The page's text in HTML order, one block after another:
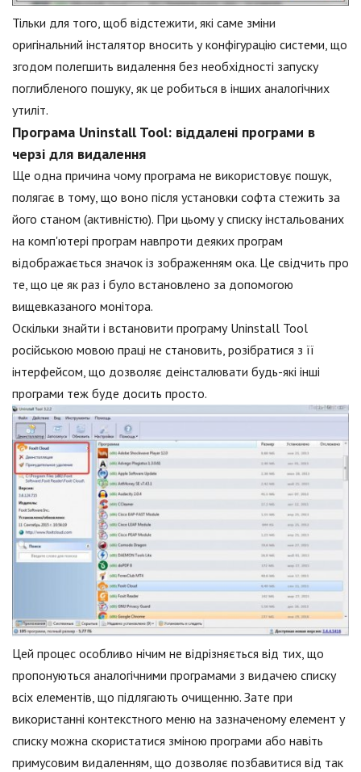
Тільки для того, щоб відстежити, які саме зміни
оригінальний інсталятор вносить у конфігурацію системи, що
згодом полегшить видалення без необхідності запуску
поглибленого пошуку, як це робиться в інших аналогічних
утиліт.
Програма Uninstall Tool: віддалені програми в
черзі для видалення
Ще одна причина чому програма не використовує пошук,
полягає в тому, що воно після установки софта стежить за
його станом (активністю). При цьому у списку інстальованих
на комп'ютері програм навпроти деяких програм
відображається значок із зображенням ока. Це свідчить про
те, що це як раз і було встановлено за допомогою
вищевказаного монітора.
Оскільки знайти і встановити програму Uninstall Tool
російською мовою праці не становить, розібратися з її
інтерфейсом, що дозволяє деінсталювати будь-які інші
програми теж буде досить просто.
Цей процес особливо нічим не відрізняється від тих, що
пропонуються аналогічними програмами з видачею списку
всіх елементів, що підлягають очищенню. Зате при
використанні контекстного меню на зазначеному елемент у
списку можна скористатися зміною програми або навіть
примусовим видаленням, що дозволяє позбавитися від так